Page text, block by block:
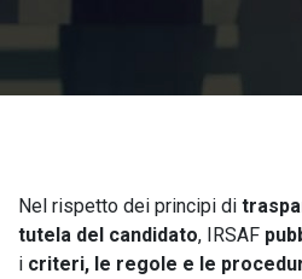
Nel rispetto dei principi di
tutela del candidato, IRSAF
i criteri, le regole e le